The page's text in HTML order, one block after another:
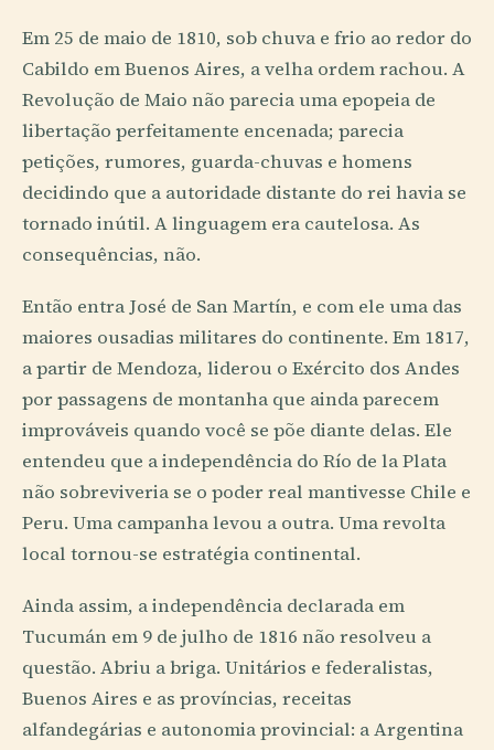
Em 25 de maio de 1810, sob chuva e frio ao redor do
Cabildo em Buenos Aires, a velha ordem rachou. A
Revolução de Maio não parecia uma epopeia de
libertação perfeitamente encenada; parecia
petições, rumores, guarda-chuvas e homens
decidindo que a autoridade distante do rei havia se
tornado inútil. A linguagem era cautelosa. As
consequências, não.
Então entra José de San Martín, e com ele uma das
maiores ousadias militares do continente. Em 1817,
a partir de Mendoza, liderou o Exército dos Andes
por passagens de montanha que ainda parecem
improváveis quando você se põe diante delas. Ele
entendeu que a independência do Río de la Plata
não sobreviveria se o poder real mantivesse Chile e
Peru. Uma campanha levou a outra. Uma revolta
local tornou-se estratégia continental.
Ainda assim, a independência declarada em
Tucumán em 9 de julho de 1816 não resolveu a
questão. Abriu a briga. Unitários e federalistas,
Buenos Aires e as províncias, receitas
alfandegárias e autonomia provincial: a Argentina